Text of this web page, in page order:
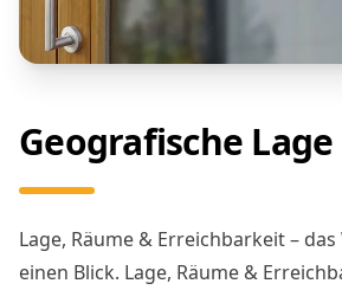
Geografische Lage
Lage, Räume & Erreichbarkeit –
einen Blick. Lage, Räume &